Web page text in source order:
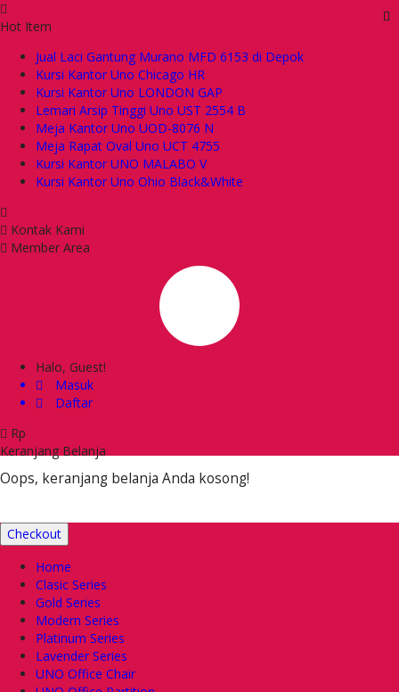
Hot Item
Jual Laci Gantung Murano MFD 6153 di Depok
Kursi Kantor Uno Chicago HR
Kursi Kantor Uno LONDON GAP
Lemari Arsip Tinggi Uno UST 2554 B
Meja Kantor Uno UOD-8076 N
Meja Rapat Oval Uno UCT 4755
Kursi Kantor UNO MALABO V
Kursi Kantor Uno Ohio Black&White
Kontak Kami
Member Area
Halo, Guest!
Masuk
Daftar
Rp
Keranjang Belanja
Oops, keranjang belanja Anda kosong!
Checkout
Home
Clasic Series
Gold Series
Modern Series
Platinum Series
Lavender Series
UNO Office Chair